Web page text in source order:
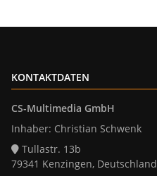
KONTAKTDATEN
CS-Multimedia GmbH
Inhaber: Christian Schwenk
Tullastr. 13b
79341 Kenzingen, Deutschland